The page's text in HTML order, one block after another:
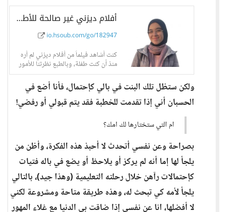
أفلام ديزني غير صالحة للأطفال - حسوب I/O
io.hsoub.com/go/182947
كنت أشاهد فيلماً من أفلام ديزني لم أره
منذ أن كنت طفلة، وبالطبع نظرتنا للأمور
تتغير
ولكن ستظل تلك البنت في بالي كإحتمال، فأنا أضع في
الحسبان أني إذا تقدمت للخطبة فقد يتم قبولي أو رفضي!
ام التي ستختارها لك امك؟
بصراحة وعن نفسي أتحدث لا أحبذ هذه الفكرة، وأظن من
يلجأ لها إما أنه لم يركز أو يلاحظ أو يضع في باله فتيات
كإحتمالات رآهن خلال رحلته التعليمية (وهذا جيد)، بالتالي
يلجأ لأمه كي تبحث له، وهذه طريقة متاحة ومشروعة لكني
لا أفضلها، انا عن نفسي إذا ضاقت بي الدنيا مع غلاء المهور